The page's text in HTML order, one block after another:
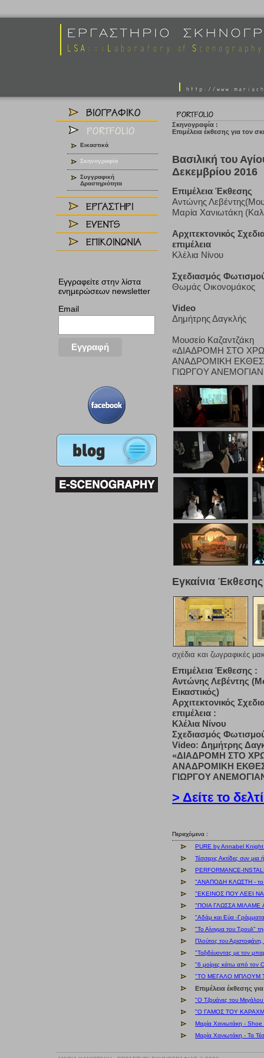
Εικαστικά
Σκηνογραφία
Συγγραφική
Δραστηριότητα
Εγγραφείτε στην λίστα
ενημερώσεων newsletter
Email
Σκηνογραφία :
Επιμέλεια έκθεσης για τον
Βασιλική του
Δεκεμβρίου 2016
Επιμέλεια Έκθεσης
Αντώνης
Μαρία Χανιωτάκη
Αρχιτεκτονικός
επιμέλεια
Κλέλια Νίνου
Σχεδιασμός
Θωμάς Οικονομάκος
Video
Δημήτρης Δαγκλής
Μουσείο Καζαντζάκη
«ΔΙΑΔΡΟΜΗ ΣΤΟ
ΑΝΑΔΡΟΜΙΚΗ
ΓΙΩΡΓΟΥ
Εγκαίνια
σχέδια και ζωγραφικές
Επιμέλεια Έκθεσης :
Αντώνης Λεβέντης
Εικαστικός)
Αρχιτεκτονικός
επιμέλεια :
Κλέλια Νίνου
Σχεδιασμός
Video: Δημήτρης
«ΔΙΑΔΡΟΜΗ ΣΤΟ
ΑΝΑΔΡΟΜΙΚΗ
ΓΙΩΡΓΟΥ
> Δείτε το
Περιεχόμενα :
PURE by Annabel
Τέσσερις Ακτίδες συν
PERFORMANCE-
"ΑΝΑΠΟΔΗ ΚΛΩΣΤΗ - το
"ΕΚΕΙΝΟΣ ΠΟΥ ΛΕΕΙ
"ΠΟΙΑ ΓΛΩΣΣΑ ΜΙΛΑΜΕ
"Αδάμ και Εύα -
"Το Αίνιγμα του Τρουλ"
Πλούτος του
"Ταξιδέυοντας με τον
"6 μοίρες κάτω από τον
"ΤΟ ΜΕΓΑΛΟ ΜΠΛΟΥΜ ΤΟΥ
Επιμέλεια έκθεσης
"Ο Τζουάνες του
"Ο ΓΑΜΟΣ ΤΟΥ
Μαρία Χανιωτάκη - Shoe
Μαρία Χανιωτάκη - Τα